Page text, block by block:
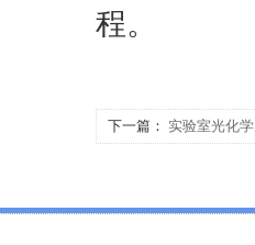
程。
下一篇： 实验室光化